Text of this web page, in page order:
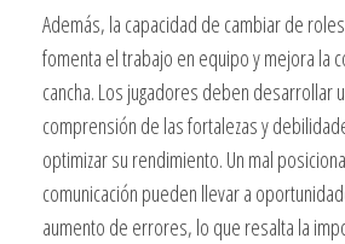
Además, la capacidad de cambiar de
fomenta el trabajo en equipo y mejora la
cancha. Los jugadores deben desarrollar
comprensión de las fortalezas y
optimizar su rendimiento. Un mal
comunicación pueden llevar a
aumento de errores, lo que resalta la